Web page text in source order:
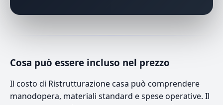
Cosa può essere incluso nel prezzo
Il costo di Ristrutturazione casa può comprendere
manodopera, materiali standard e spese operative. Il